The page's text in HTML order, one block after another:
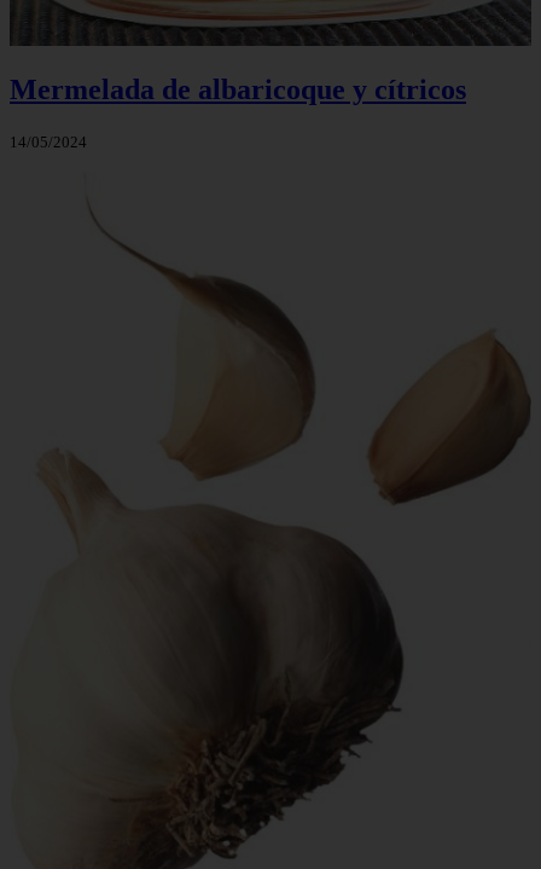
Mermelada de albaricoque y cítricos
14/05/2024